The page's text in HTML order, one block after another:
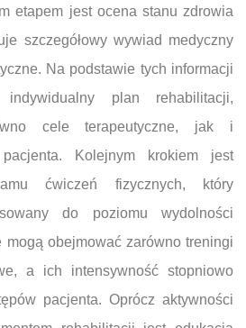
etapem jest ocena stanu zdrowia
szczegółowy wywiad medyczny
Na podstawie tych informacji
indywidualny plan rehabilitacji,
cele terapeutyczne, jak i
Kolejnym krokiem jest
ćwiczeń fizycznych, który
do poziomu wydolności
mogą obejmować zarówno treningi
a ich intensywność stopniowo
pacjenta. Oprócz aktywności